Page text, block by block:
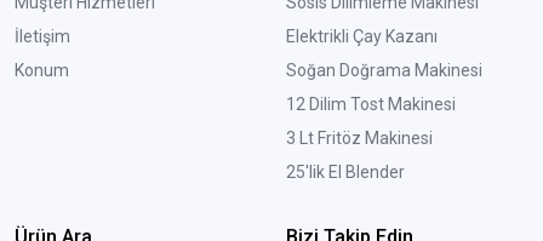
İletişim
Konum
Elektrikli Çay Kazanı
Soğan Doğrama Makinesi
12 Dilim Tost Makinesi
3 Lt Fritöz Makinesi
25'lik El Blender
Ürün Ara
Bizi Takip Edin